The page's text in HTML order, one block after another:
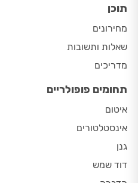
תוכן
מחירונים
שאלות ותשובות
מדריכים
תחומים פופולריים
איטום
אינסטלטורים
גנן
דוד שמש